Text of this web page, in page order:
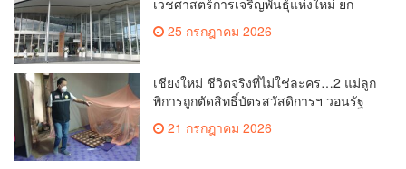
บุตรยากของภูมิภาค(คลิป)
25 กรกฎาคม 2026
เชียงใหม่ ชีวิตจริงที่ไม่ใช่ละคร…2 แม่ลูก
พิการถูกตัดสิทธิ์บัตรสวัสดิการฯ วอนรัฐ
ทบทวนเกณฑ์ช่วยคนจน(คลิป)
21 กรกฎาคม 2026